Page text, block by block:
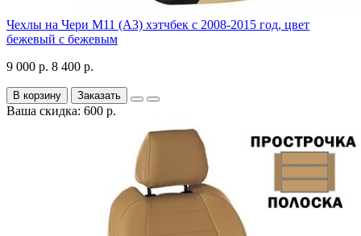
Чехлы на Чери М11 (А3) хэтчбек с 2008-2015 год, цвет
бежевый с бежевым
9 000 р. 8 400 р.
В корзину Заказать
Ваша скидка: 600 р.